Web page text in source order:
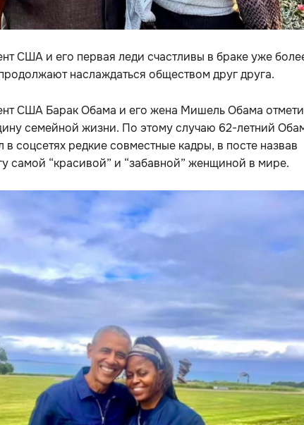
США и его первая леди счастливы в браке уже
наслаждаться обществом друг друга.
США Барак Обама и его жена Мишель Обама
семейной жизни. По этому случаю 62-летний
в соцсетях редкие совместные кадры, в посте назвав
самой “красивой” и “забавной” женщиной в мире.